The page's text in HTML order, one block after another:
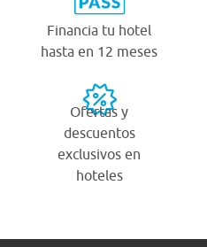
Financia tu hotel
hasta en 12 meses
Ofertas y
descuentos
exclusivos en
hoteles